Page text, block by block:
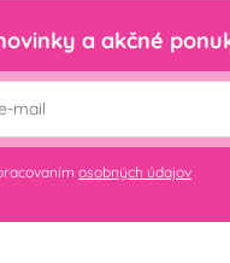
a akčné
osobných údajov